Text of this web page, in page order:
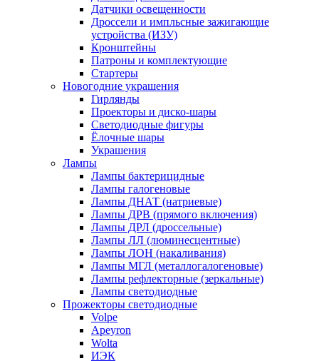
Датчики освещенности
Дроссели и импльсные зажигающие
устройства (ИЗУ)
Кронштейны
Патроны и комплектующие
Стартеры
Новогодние украшения
Гирлянды
Проекторы и диско-шары
Светодиодные фигуры
Ёлочные шары
Украшения
Лампы
Лампы бактерицидные
Лампы галогеновые
Лампы ДНАТ (натриевые)
Лампы ДРВ (прямого включения)
Лампы ДРЛ (дроссельные)
Лампы ЛЛ (люминесцентные)
Лампы ЛОН (накаливания)
Лампы МГЛ (металлогалогеновые)
Лампы рефлекторные (зеркальные)
Лампы светодиодные
Прожекторы светодиодные
Volpe
Apeyron
Wolta
ИЭК